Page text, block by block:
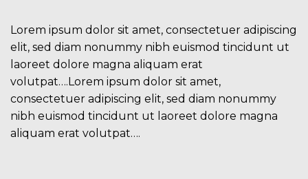
Lorem ipsum dolor sit amet, consectetuer adipiscing
elit, sed diam nonummy nibh euismod tincidunt ut
laoreet dolore magna aliquam erat
volutpat….Lorem ipsum dolor sit amet,
consectetuer adipiscing elit, sed diam nonummy
nibh euismod tincidunt ut laoreet dolore magna
aliquam erat volutpat….